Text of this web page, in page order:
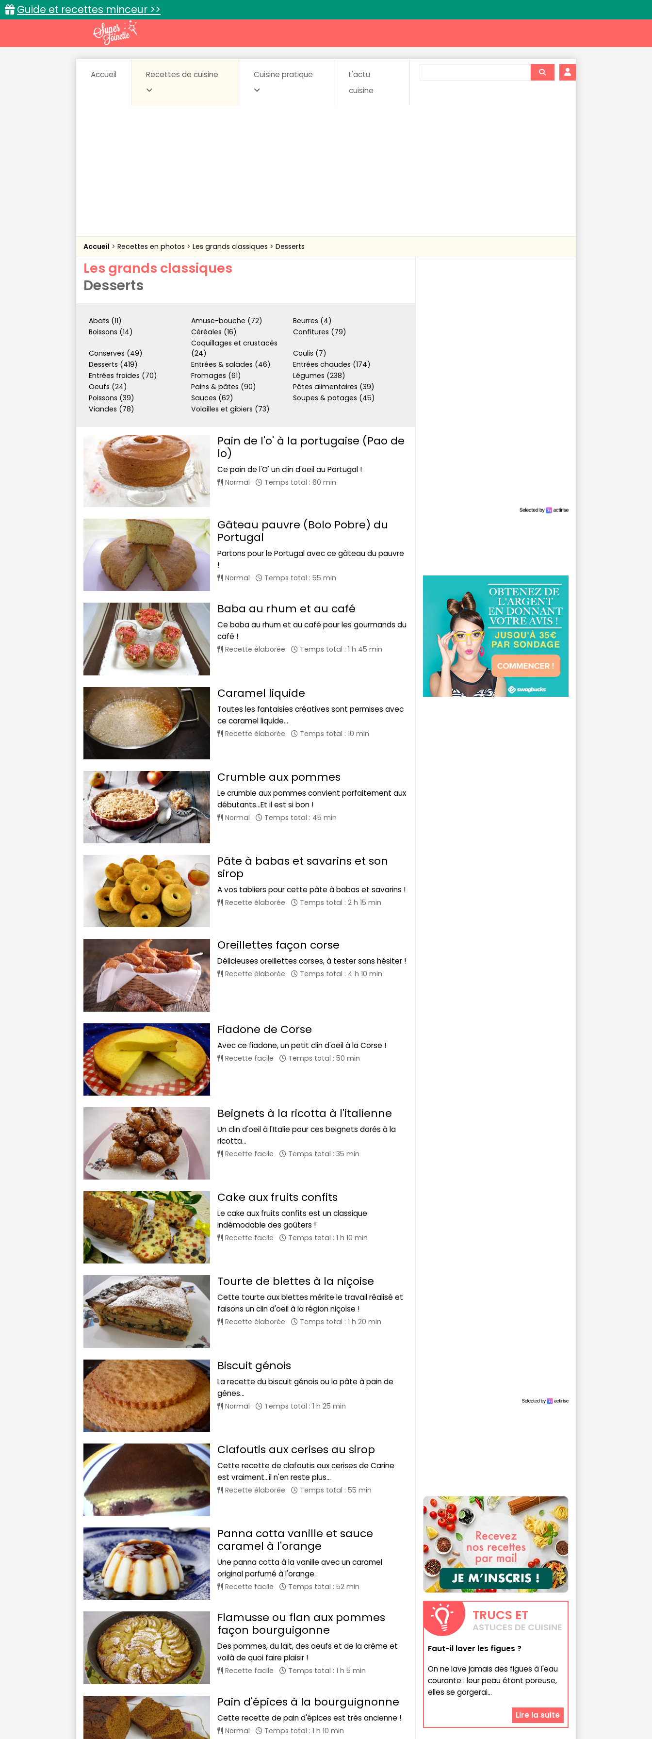
Guide et recettes minceur >>
Accueil Recettes de cuisine Cuisine pratique
L'actu
cuisine
Accueil Recettes en photos Les grands classiques Desserts
Les grands classiques
Desserts
Abats (11) Amuse-bouche (72)
Beurres (4)
Boissons (14)
Céréales (16) Confitures (79)
Conserves (49)
Coquillages et crustacés
(24)
Coulis (7)
Desserts (419)
Entrées & salades (46)
Entrées chaudes (174)
Entrées froides (70)
Fromages (61)
Légumes (238)
Oeufs (24)
Pains & pâtes (90)
Pâtes alimentaires (39)
Poissons (39)
Sauces (62)
Soupes & potages (45)
Viandes (78)
Volailles et gibiers (73)
Pain de l'o' à la portugaise (Pao de
lo)
Ce pain de l'O' un clin d'oeil au Portugal !
Normal Temps total : 60 min
Gâteau pauvre (Bolo Pobre) du
Portugal
Partons pour le Portugal avec ce gâteau du pauvre
!
Normal Temps total : 55 min
Baba au rhum et au café
Ce baba au rhum et au café pour les gourmands du
café !
Recette élaborée Temps total : 1 h 45 min
Caramel liquide
Toutes les fantaisies créatives sont permises avec
ce caramel liquide...
Recette élaborée Temps total : 10 min
Crumble aux pommes
Le crumble aux pommes convient parfaitement aux
débutants...Et il est si bon !
Normal Temps total : 45 min
Pâte à babas et savarins et son
sirop
A vos tabliers pour cette pâte à babas et savarins !
Recette élaborée Temps total : 2 h 15 min
Oreillettes façon corse
Délicieuses oreillettes corses, à tester sans hésiter !
Recette élaborée Temps total : 4 h 10 min
Fiadone de Corse
Avec ce fiadone, un petit clin d'oeil à la Corse !
Recette facile Temps total : 50 min
Beignets à la ricotta à l'italienne
Un clin d'oeil à l'Italie pour ces beignets dorés à la
ricotta...
Recette facile Temps total : 35 min
Cake aux fruits confits
Le cake aux fruits confits est un classique
indémodable des goûters !
Recette facile Temps total : 1 h 10 min
Tourte de blettes à la niçoise
Cette tourte aux blettes mérite le travail réalisé et
faisons un clin d'oeil à la région niçoise !
Recette élaborée Temps total : 1 h 20 min
Biscuit génois
La recette du biscuit génois ou la pâte à pain de
gênes...
Normal Temps total : 1 h 25 min
Clafoutis aux cerises au sirop
Cette recette de clafoutis aux cerises de Carine
est vraiment...il n'en reste plus...
Recette élaborée Temps total : 55 min
Panna cotta vanille et sauce
caramel à l'orange
Une panna cotta à la vanille avec un caramel
original parfumé à l'orange.
Recette facile Temps total : 52 min
Flamusse ou flan aux pommes
façon bourguigonne
Des pommes, du lait, des oeufs et de la crème et
voilà de quoi faire plaisir !
Recette facile Temps total : 1 h 5 min
Pain d'épices à la bourguignonne
Cette recette de pain d'épices est très ancienne !
Normal Temps total : 1 h 10 min
TRUCS ET
ASTUCES DE CUISINE
Faut-il laver les figues ?
On ne lave jamais des figues à l'eau
courante : leur peau étant poreuse,
elles se gorgerai...
Lire la suite